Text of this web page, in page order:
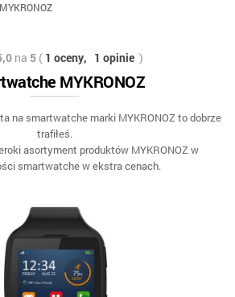
MYKRONOZ
na 5( 1 oceny, 1 opinie )
MYKRONOZ
na smartwatche marki MYKRONOZ to dobrze
trafiłeś.
asortyment produktów MYKRONOZ w
smartwatche w ekstra cenach.